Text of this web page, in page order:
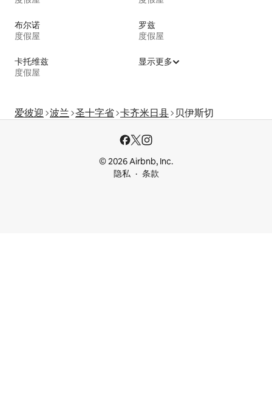
布尔诺
度假屋
罗兹
度假屋
卡托维兹
度假屋
显示更多
爱彼迎 波兰 圣十字省 卡齐米日县 贝伊斯切
© 2026 Airbnb, Inc.
隐私
条款